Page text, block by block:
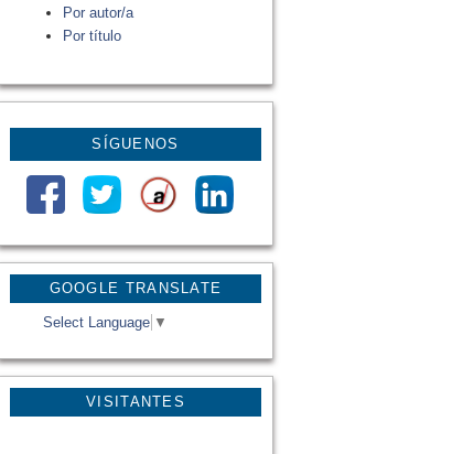
GOOGLE TRANSLATE
Select Language ▼
VISITANTES
Por autor/a
Por título
SÍGUENOS